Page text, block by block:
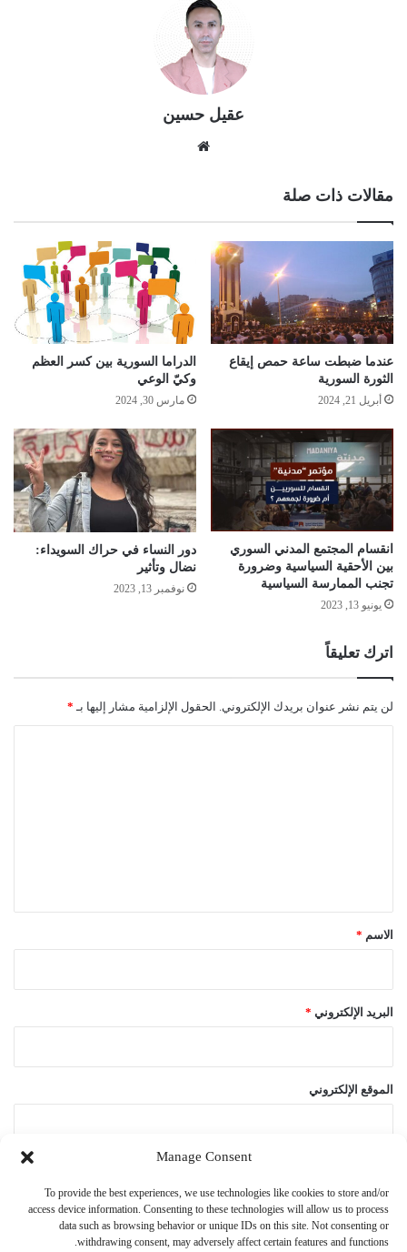
Manage Consent
To provide the best experiences, we use technologies like cookies to store and/or
access device information. Consenting to these technologies will allow us to process
data such as browsing behavior or unique IDs on this site. Not consenting or
withdrawing consent, may adversely affect certain features and functions.
عقيل حسين
مقالات ذات صلة
عندما ضبطت ساعة حمص إيقاع
الثورة السورية
أبريل 21, 2024
الدراما السورية بين كسر العظم
وكيّ الوعي
مارس 30, 2024
انقسام المجتمع المدني السوري
بين الأحقية السياسية وضرورة
تجنب الممارسة السياسية
يونيو 13, 2023
دور النساء في حراك السويداء:
نضال وتأثير
نوفمبر 13, 2023
اترك تعليقاً
لن يتم نشر عنوان بريدك الإلكتروني. الحقول الإلزامية مشار إليها بـ *
*الاسم *
البريد الإلكتروني *
الموقع الإلكتروني
احفظ اسمي، بريدي الإلكتروني، والموقع الإلكتروني في هذا المتصفح
لاستخدامها المرة المقبلة في تعليقي.